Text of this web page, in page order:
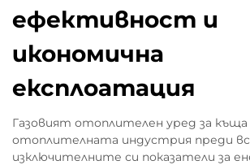
ефективност и
икономична
експлоатация
Газовият отоплителен уред за къща
отоплителната индустрия преди
изключителните си показатели за